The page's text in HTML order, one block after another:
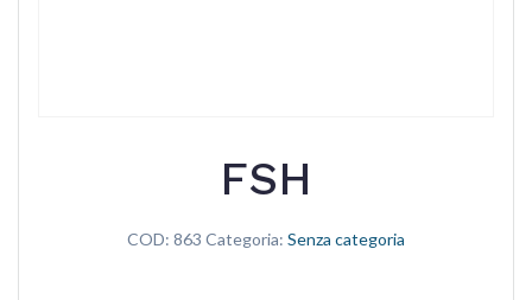
FSH
COD: 863 Categoria: Senza categoria